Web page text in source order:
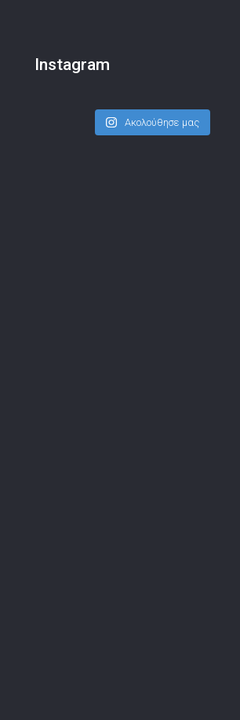
Instagram
Ακολούθησε μας